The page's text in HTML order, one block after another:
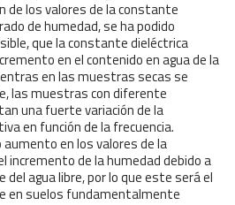
de los valores de la constante
de humedad, se ha podido
que la constante dieléctrica
en el contenido en agua de la
en las muestras secas se
las muestras con diferente
una fuerte variación de la
en función de la frecuencia.
aumento en los valores de la
incremento de la humedad debido a
agua libre, por lo que este será el
en suelos fundamentalmente